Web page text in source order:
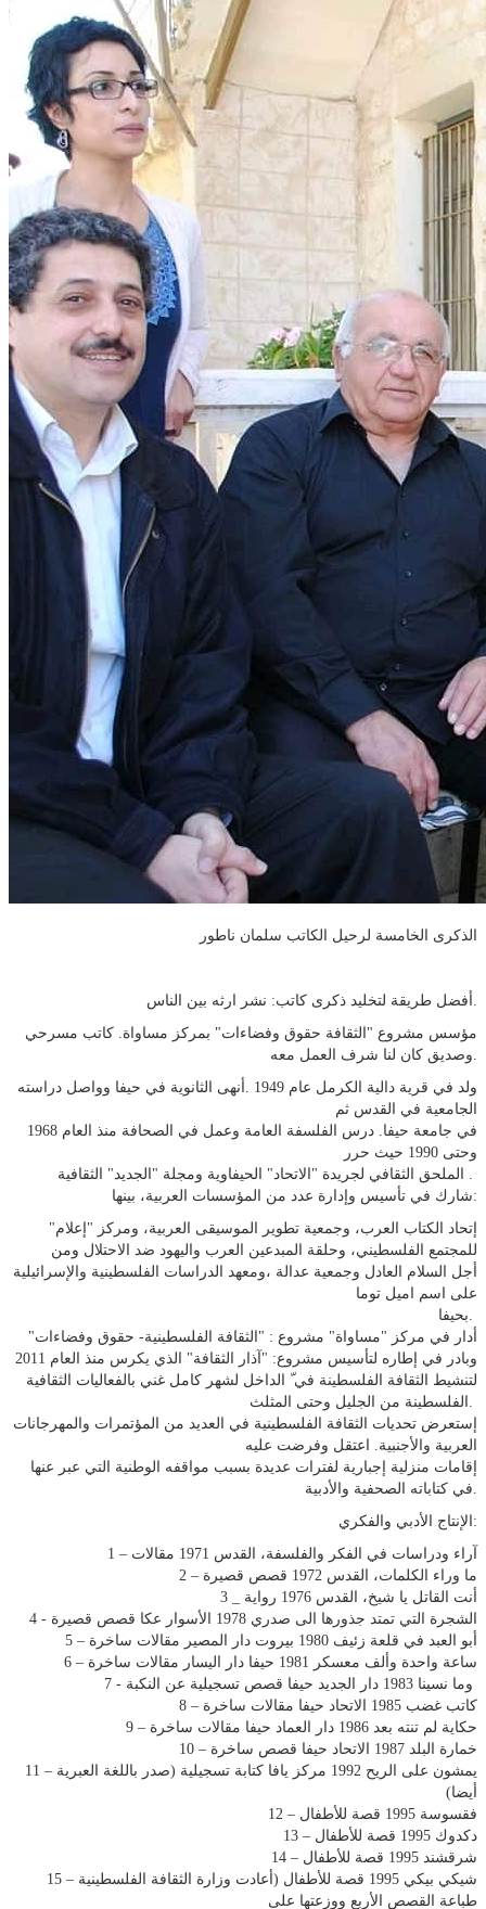
الذكرى الخامسة لرحيل الكاتب سلمان ناطور
مؤسس مشروع "الثقافة حقوق وفضاءات" بمركز مساواة. كاتب مسرحي
ولد في قرية دالیة الكرمل عام 1949 .أنھى الثانویة في حیفا وواصل دراسته
الجامعیة في القدس ثم
في جامعة حیفا. درس الفلسفة العامة وعمل في الصحافة منذ العام 1968
وحتى 1990 حیث حرر
شارك في تأسیس وإدارة عدد من المؤسسات العربیة، بینھا:
إتحاد الكتاب العرب، وجمعیة تطویر الموسیقى العربیة، ومركز "إعلام"
للمجتمع الفلسطیني، وحلقة المبدعین العرب والیھود ضد الاحتلال ومن
أجل السلام العادل وجمعیة عدالة ،ومعھد الدراسات الفلسطینیة والإسرائیلیة
على اسم امیل توما
أدار في مركز "مساواة" مشروع : "الثقافة الفلسطینیة- حقوق وفضاءات"
وبادر في إطاره لتأسیس مشروع: "آذار الثقافة" الذي یكرس منذ العام 2011
لتنشیط الثقافة الفلسطینة في ّ الداخل لشھر كامل غني بالفعالیات الثقافیة
إستعرض تحديات الثقافة الفلسطینیة في العدید من المؤتمرات والمھرجانات
العربیة والأجنبیة. اعتقل وفرضت علیه
إقامات منزلیة إجباریة لفترات عدیدة بسبب مواقفه الوطنیة التي عبر عنھا
الإنتاج الأدبي والفكري:
1 – آراء ودراسات في الفكر والفلسفة، القدس 1971 مقالات
2 – ما وراء الكلمات، القدس 1972 قصص قصیرة
3 _ أنت القاتل يا شیخ، القدس 1976 رواية
4 - الشجرة التي تمتد جذورھا الى صدري 1978 الأسوار عكا قصص قصیرة
5 – أبو العبد في قلعة زئیف 1980 بیروت دار المصیر مقالات ساخرة
6 – ساعة واحدة وألف معسكر 1981 حیفا دار الیسار مقالات ساخرة
8 – كاتب غضب 1985 الاتحاد حیفا مقالات ساخرة
9 – حكاية لم تنته بعد 1986 دار العماد حیفا مقالات ساخرة
10 – خمارة البلد 1987 الاتحاد حیفا قصص ساخرة
11 – يمشون على الريح 1992 مركز يافا كتابة تسجیلیة (صدر باللغة العبرية
أيضا)
12 – فقسوسة 1995 قصة للأطفال
13 – دكدوك 1995 قصة للأطفال
14 – شرقشند 1995 قصة للأطفال
15 – شیكي بیكي 1995 قصة للأطفال (أعادت وزارة الثقافة الفلسطینیة
طباعة القصص الأربع ووزعتها على